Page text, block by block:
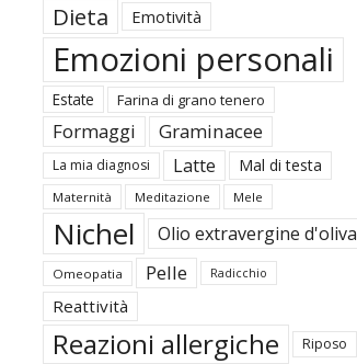
Dieta Emotività
Emozioni personali
Estate Farina di grano tenero
Formaggi Graminacee
La mia diagnosi Latte Mal di testa
Maternità Meditazione Mele
Nichel Olio extravergine d'oliva
Omeopatia Pelle Radicchio
Reattività
Reazioni allergiche Riposo